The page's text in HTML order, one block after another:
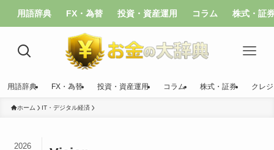
用語辞典 FX・為替 投資・資産運用 コラム 株式・証
用語辞典 FX・為替 投資・資産運用 コラム 株式・証券 クレ
ホーム IT・デジタル経済
2026